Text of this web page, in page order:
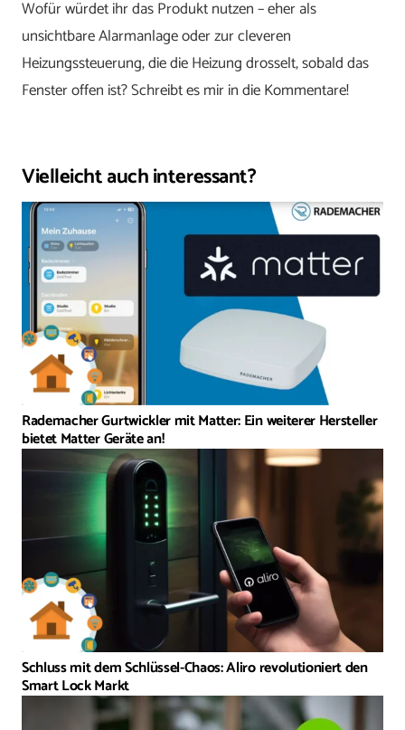
Wofür würdet ihr das Produkt nutzen – eher als
unsichtbare Alarmanlage oder zur cleveren
Heizungssteuerung, die die Heizung drosselt, sobald das
Fenster offen ist? Schreibt es mir in die Kommentare!
Vielleicht auch interessant?
Rademacher Gurtwickler mit Matter: Ein weiterer Hersteller
bietet Matter Geräte an!
Schluss mit dem Schlüssel-Chaos: Aliro revolutioniert den
Smart Lock Markt